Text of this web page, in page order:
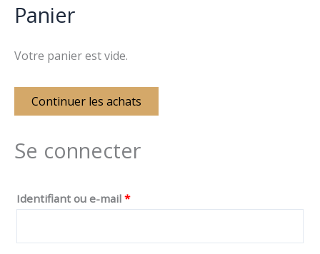
Panier
Votre panier est vide.
Continuer les achats
Se connecter
Identifiant ou e-mail *